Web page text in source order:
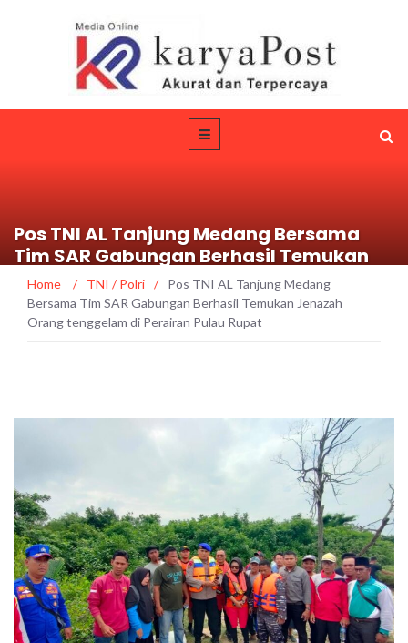
Pos TNI AL Tanjung Medang Bersama
Tim SAR Gabungan Berhasil Temukan
Jenazah Orang tenggelam di Perairan
Pulau Rupat
Home / TNI / Polri /
Pos TNI AL Tanjung Medang
Bersama Tim SAR Gabungan Berhasil Temukan Jenazah
Orang tenggelam di Perairan Pulau Rupat